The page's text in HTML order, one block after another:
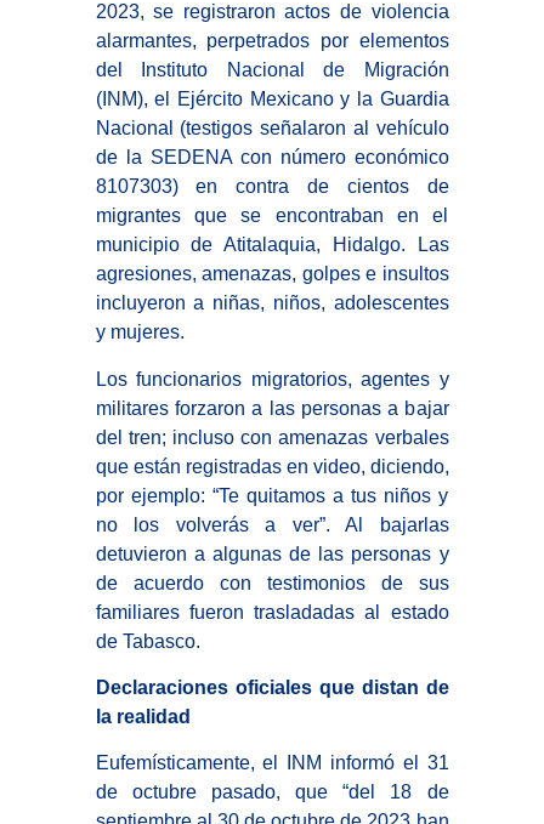
2023, se registraron actos de violencia
alarmantes, perpetrados por elementos
del Instituto Nacional de Migración
(INM), el Ejército Mexicano y la Guardia
Nacional (testigos señalaron al vehículo
de la SEDENA con número económico
8107303) en contra de cientos de
migrantes que se encontraban en el
municipio de Atitalaquia, Hidalgo. Las
agresiones, amenazas, golpes e insultos
incluyeron a niñas, niños, adolescentes
y mujeres.
Los funcionarios migratorios, agentes y
militares forzaron a las personas a bajar
del tren; incluso con amenazas verbales
que están registradas en video, diciendo,
por ejemplo: “Te quitamos a tus niños y
no los volverás a ver”. Al bajarlas
detuvieron a algunas de las personas y
de acuerdo con testimonios de sus
familiares fueron trasladadas al estado
de Tabasco.
Declaraciones oficiales que distan de
la realidad
Eufemísticamente, el INM informó el 31
de octubre pasado, que “del 18 de